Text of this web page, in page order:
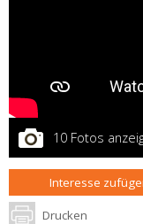
10 Fotos
Interesse
Drucken